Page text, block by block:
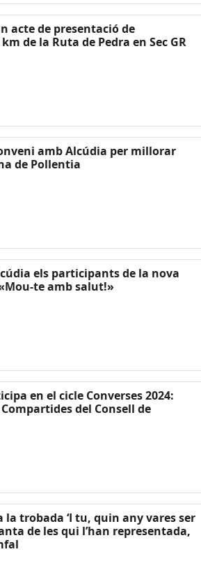
acte de presentació de
de la Ruta de Pedra en Sec GR
amb Alcúdia per millorar
de Pollentia
els participants de la nova
te amb salut!»
en el cicle Converses 2024:
del Consell de
trobada ‘I tu, quin any vares ser
de les qui l’han representada,